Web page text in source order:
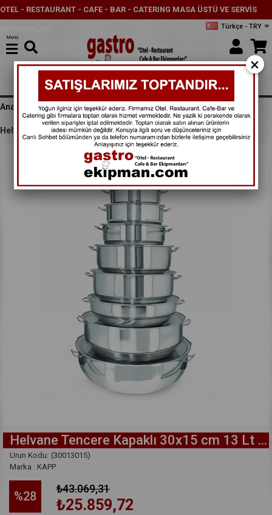
OTEL - RESTAURANT - CAFE - BAR - CATERING MASA ÜSTÜ VE SERVİS
Türkçe - TRY
Menü
Anasayfa PİŞİRME EKİPMANLARI HELVANE TENCERELER
Helvane Tencere Kapaklı 30x15 cm 13 Lt - 30013015
Helvane Tencere Kapaklı 30x15 cm 13 Lt - 30013015
(30013015)
Marka : KAPP
%28
₺43.069,31
₺25.859,72
×